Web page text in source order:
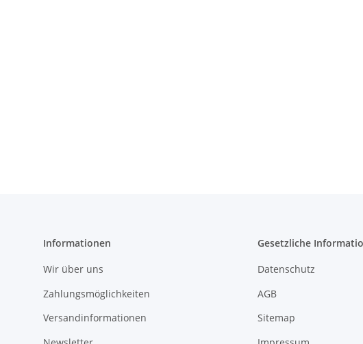
Informationen
Wir über uns
Zahlungsmöglichkeiten
Versandinformationen
Gesetzliche
Datenschutz
AGB
Sitemap